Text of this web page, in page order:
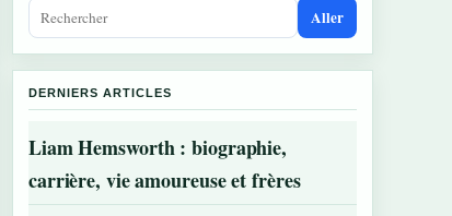
Aller
DERNIERS ARTICLES
Liam Hemsworth : biographie,
carrière, vie amoureuse et frères